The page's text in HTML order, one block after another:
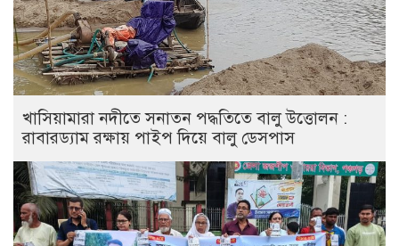
খাসিয়ামারা নদীতে সনাতন পদ্ধতিতে বালু উত্তোলন :
রাবারড্যাম রক্ষায় পাইপ দিয়ে বালু ডেসপাস